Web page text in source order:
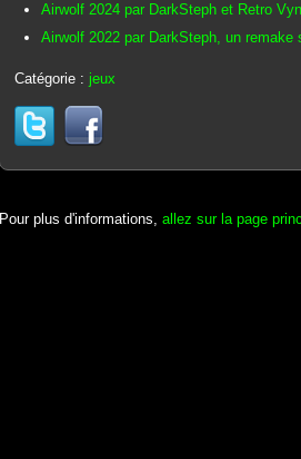
Airwolf 2024 par DarkSteph et Retro
Airwolf 2022 par DarkSteph, un
Catégorie : jeux
Pour plus d'informations, allez sur la page